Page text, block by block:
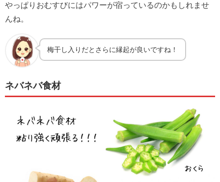
やっぱりおむすびにはパワーが宿っているのかもしれませ
んね。
梅干し入りだとさらに縁起が良いですね！
ネバネバ食材